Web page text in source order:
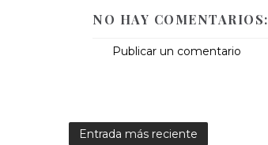
NO HAY COMENTARIOS:
Publicar un comentario
Entrada más reciente